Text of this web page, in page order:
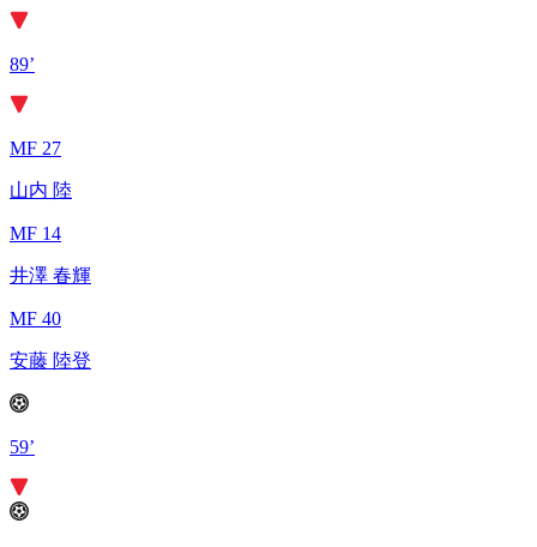
89’
MF 27
山内 陸
MF 14
井澤 春輝
MF 40
安藤 陸登
59’